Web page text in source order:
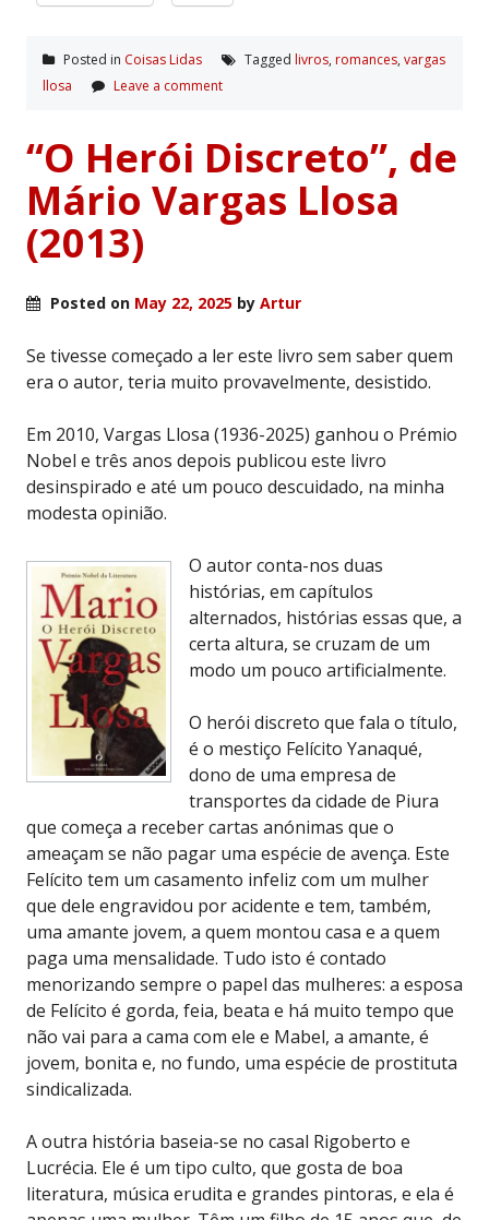
Posted in Coisas Lidas Tagged livros, romances, vargas
llosa
Leave a comment
“O Herói Discreto”, de
Mário Vargas Llosa
(2013)
Posted on May 22, 2025 by Artur
Se tivesse começado a ler este livro sem saber quem
era o autor, teria muito provavelmente, desistido.
Em 2010, Vargas Llosa (1936-2025) ganhou o Prémio
Nobel e três anos depois publicou este livro
desinspirado e até um pouco descuidado, na minha
modesta opinião.
O autor conta-nos duas
histórias, em capítulos
alternados, histórias essas que, a
certa altura, se cruzam de um
modo um pouco artificialmente.
O herói discreto que fala o título,
é o mestiço Felícito Yanaqué,
dono de uma empresa de
transportes da cidade de Piura
que começa a receber cartas anónimas que o
ameaçam se não pagar uma espécie de avença. Este
Felícito tem um casamento infeliz com um mulher
que dele engravidou por acidente e tem, também,
uma amante jovem, a quem montou casa e a quem
paga uma mensalidade. Tudo isto é contado
menorizando sempre o papel das mulheres: a esposa
de Felícito é gorda, feia, beata e há muito tempo que
não vai para a cama com ele e Mabel, a amante, é
jovem, bonita e, no fundo, uma espécie de prostituta
sindicalizada.
A outra história baseia-se no casal Rigoberto e
Lucrécia. Ele é um tipo culto, que gosta de boa
literatura, música erudita e grandes pintoras, e ela é